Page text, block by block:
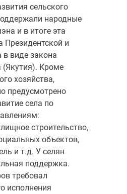
сельского
народные
и в итоге эта
Президентской и
виде закона
(Якутия). Кроме
хозяйства,
предусмотрено
села по
строительство,
объектов,
и т.д. У селян
поддержка.
требовал
исполнения